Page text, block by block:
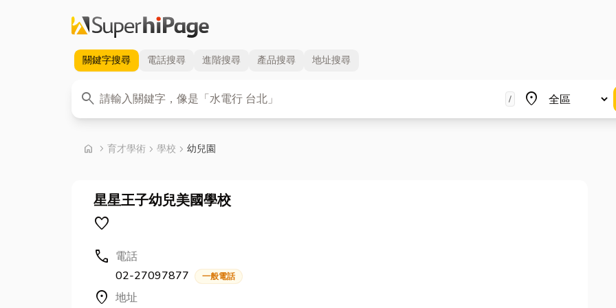
關鍵字搜尋 電話搜尋 進階搜尋 產品搜尋 地址搜尋
search
關鍵字 / place
地區
home chevron_right 首頁
育才學術 chevron_right 學校 chevron_right 幼兒園
星星王子幼兒美國學校
favorite
call 電話
02-27097877
一般電話
location_on 地址